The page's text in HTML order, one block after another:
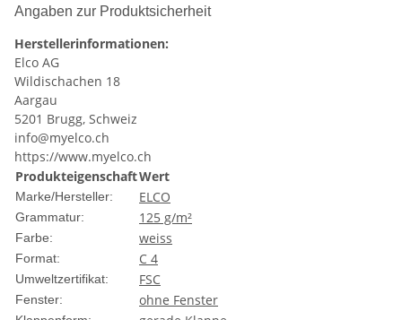
200 Kuverts,
Haftklebeverschluss - Elco -
50683
Die125gm - C4 - Power Box mit Deckel
elegante und effiziente Lösung für die Aufbewahrung und
den Versand Ihrer Dokumente. Dieses Produkt kombiniert
hohe Qualität und Funktionalität, um den täglichen
Anforderungen in Büro- und Geschäftsumgebungen gerecht
zu werden.
Produktmerkmale
Materialqualität:Hergestellt aus hochwertigem, 125
Gramm schwerem Papier, bietet diese Power Box eine
Angaben zur Produktsicherheit
Herstellerinformationen:
Elco AG
Wildischachen 18
Aargau
5201 Brugg, Schweiz
info@myelco.ch
https://www.myelco.ch
ProdukteigenschaftWert
Marke/Hersteller: ELCO
Grammatur: 125 g/m²
Farbe: weiss
Format: C 4
Umweltzertifikat: FSC
Fenster: ohne Fenster